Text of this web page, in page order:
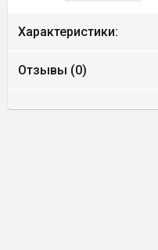
Характеристики:
Отзывы (0)